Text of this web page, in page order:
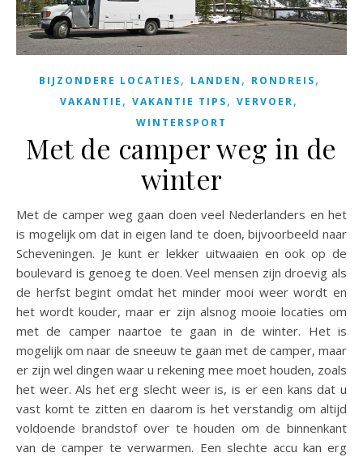
BIJZONDERE LOCATIES, LANDEN , RONDREIS,
VAKANTIE , VAKANTIE TIPS, VERVOER,
WINTERSPORT
Met de camper weg in de
winter
Met de camper weg gaan doen veel Nederlanders en het
is mogelijk om dat in eigen land te doen, bijvoorbeeld naar
Scheveningen. Je kunt er lekker uitwaaien en ook op de
boulevard is genoeg te doen. Veel mensen zijn droevig als
de herfst begint omdat het minder mooi weer wordt en
het wordt kouder, maar er zijn alsnog mooie locaties om
met de camper naartoe te gaan in de winter. Het is
mogelijk om naar de sneeuw te gaan met de camper, maar
er zijn wel dingen waar u rekening mee moet houden, zoals
het weer. Als het erg slecht weer is, is er een kans dat u
vast komt te zitten en daarom is het verstandig om altijd
voldoende brandstof over te houden om de binnenkant
van de camper te verwarmen. Een slechte accu kan erg